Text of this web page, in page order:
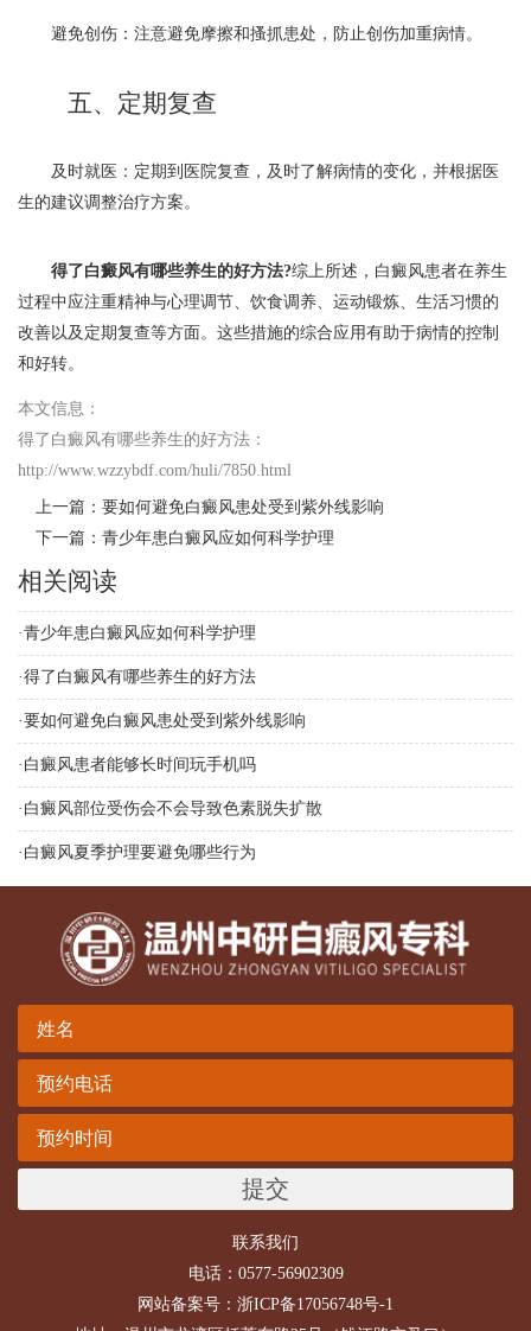
避免创伤：注意避免摩擦和搔抓患处，防止创伤加重病情。
五、定期复查
及时就医：定期到医院复查，及时了解病情的变化，并根据医
生的建议调整治疗方案。
得了白癜风有哪些养生的好方法?综上所述，白癜风患者在养生
过程中应注重精神与心理调节、饮食调养、运动锻炼、生活习惯的
改善以及定期复查等方面。这些措施的综合应用有助于病情的控制
和好转。
本文信息：
得了白癜风有哪些养生的好方法 ：
http://www.wzzybdf.com/huli/7850.html
上一篇： 要如何避免白癜风患处受到紫外线影响
下一篇： 青少年患白癜风应如何科学护理
相关阅读
·青少年患白癜风应如何科学护理
·得了白癜风有哪些养生的好方法
·要如何避免白癜风患处受到紫外线影响
· 白癜风患者能够长时间玩手机吗
· 白癜风部位受伤会不会导致色素脱失扩散
· 白癜风夏季护理要避免哪些行为
提交
联系我们
电话：0577-56902309
网站备案号： 浙ICP备17056748号-1